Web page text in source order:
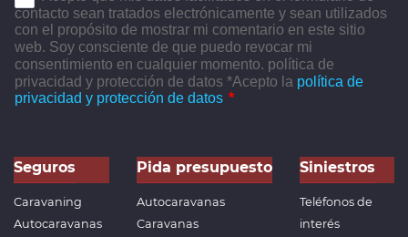
Seguros
Caravaning
Autocaravanas
Pida presupuesto
Autocaravanas
Caravanas
Siniestros
Teléfonos de
interés